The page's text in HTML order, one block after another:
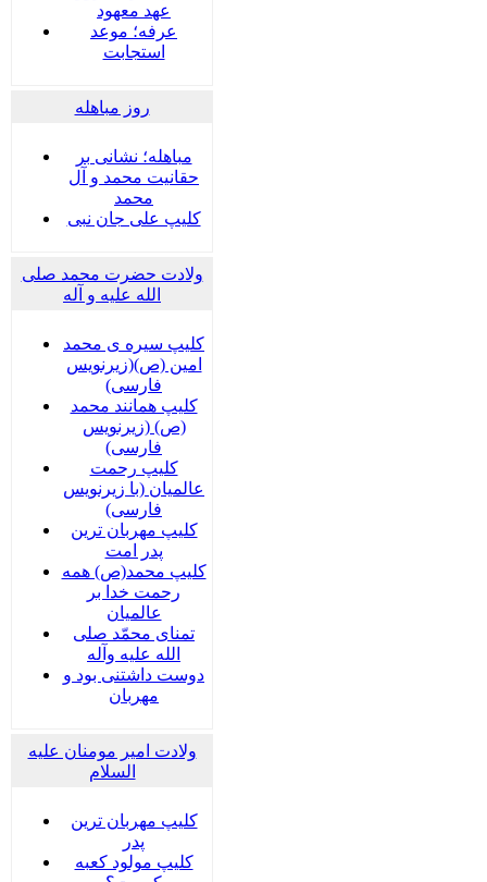
عهد معهود
عرفه؛ موعد
استجابت
روز مباهله
مباهله؛ نشانی بر
حقانیت محمد و آل
محمد
کلیپ علی جان نبی
ولادت حضرت محمد صلی
الله علیه و آله
کلیپ سیره ی محمد
امین (ص)(زیرنویس
فارسی)
کلیپ همانند محمد
(ص) (زیرنویس
فارسی)
کلیپ رحمت
عالمیان (با زیرنویس
فارسی)
کلیپ مهربان ترین
پدر امت
کلیپ محمد(ص) همه
رحمت خدا بر
عالمیان
تمنای محمّد صلی
الله علیه وآله
دوست داشتنی بود و
مهربان
ولادت امیر مومنان علیه
السلام
کلیپ مهربان ترین
پدر
کلیپ مولود کعبه